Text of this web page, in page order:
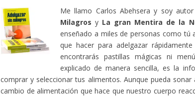
Me llamo Carlos Abehsera y soy
Milagros y La gran Mentira de la
enseñado a miles de personas como tú
que hacer para adelgazar
encontrarás pastillas mágicas ni
explicado de manera sencilla, es la
comprar y seleccionar tus alimentos. Aunque pueda
cambio de alimentación que hace que nuestro cuerpo